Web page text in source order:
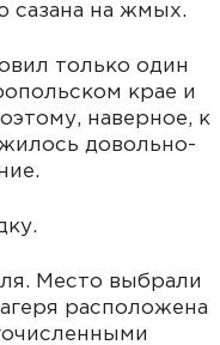
сазана на жмых.
только один
крае и
наверноe, к
довольно-
Место выбрали
расположена